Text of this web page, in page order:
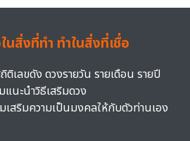
นสิ่งที่ทำ ทำในสิ่งที่เชื่อ
ติเลขดัง ดวงรายวัน รายเดือน รายปี
นะนำวิธีเสริมดวง
สริมความเป็นมงคลให้กับตัวท่านเอง